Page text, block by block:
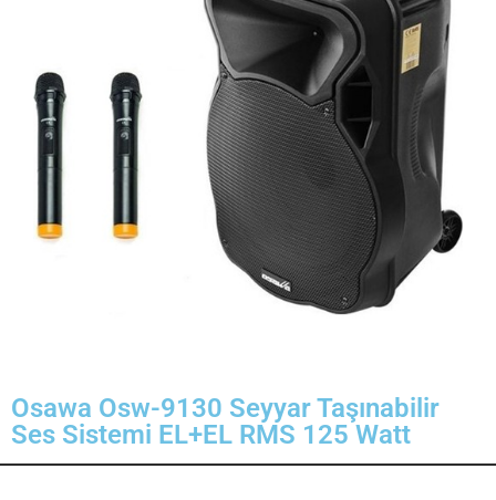
Osawa Osw-9130 Seyyar Taşınabilir
Ses Sistemi EL+EL RMS 125 Watt